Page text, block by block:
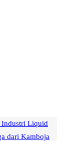
Industri Liquid
dari Kamboja